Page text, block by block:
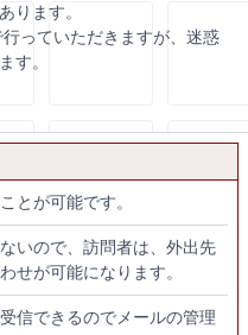
ります。
っていただきますが、迷惑
す。
とが可能です。
いので、訪問者は、外出先
せが可能になります。
信できるのでメールの管理